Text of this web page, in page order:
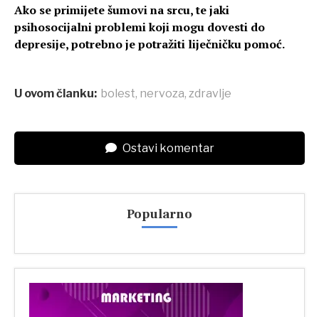
Ako se primijete šumovi na srcu, te jaki
psihosocijalni problemi koji mogu dovesti do
depresije, potrebno je potražiti liječničku pomoć.
U ovom članku: bolest, nervoza, zdravlje
Ostavi komentar
Popularno